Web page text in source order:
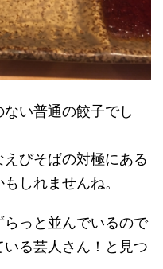
い普通の餃子でし
びそばの対極にある
しれませんね。
っと並んでいるので
る芸人さん！と見つ